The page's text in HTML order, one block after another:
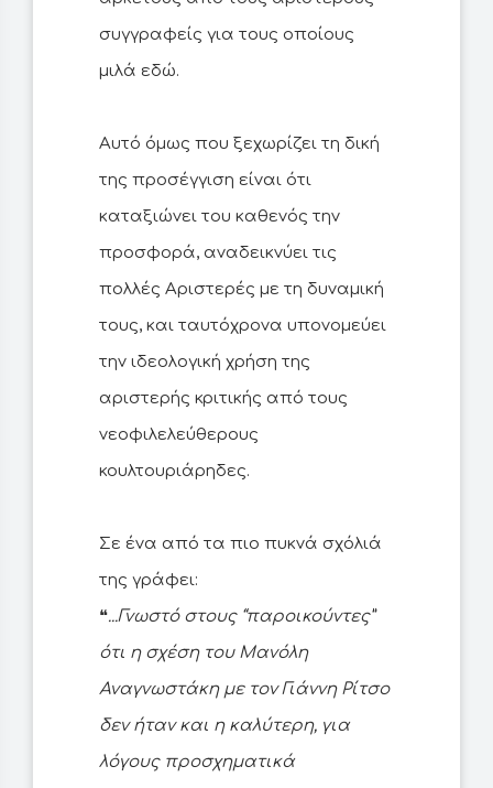
συγγραφείς για τους οποίους
μιλά εδώ.
Αυτό όμως που ξεχωρίζει τη δική
της προσέγγιση είναι ότι
καταξιώνει του καθενός την
προσφορά, αναδεικνύει τις
πολλές Αριστερές με τη δυναμική
τους, και ταυτόχρονα υπονομεύει
την ιδεολογική χρήση της
αριστερής κριτικής από τους
νεοφιλελεύθερους
κουλτουριάρηδες.
Σε ένα από τα πιο πυκνά σχόλιά
της γράφει:
❝...Γνωστό στους “παροικούντες”
ότι η σχέση του Μανόλη
Αναγνωστάκη με τον Γιάννη Ρίτσο
δεν ήταν και η καλύτερη, για
λόγους προσχηματικά